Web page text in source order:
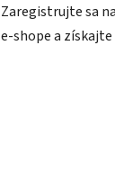
Zaregistrujte sa
e-shope a získajte